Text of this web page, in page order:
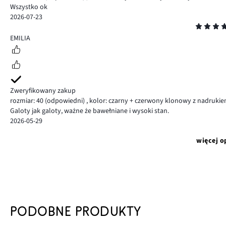
Wszystko ok
2026-07-23
5
EMILIA
Zweryfikowany zakup
rozmiar: 40 (odpowiedni) , kolor: czarny + czerwony klonowy z
Galoty jak galoty, ważne że bawełniane i wysoki stan.
2026-05-29
więcej
PODOBNE PRODUKTY